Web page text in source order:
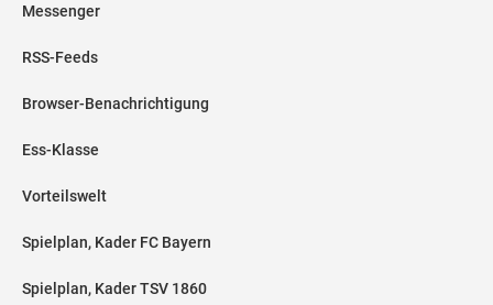
Messenger
RSS-Feeds
Browser-Benachrichtigung
Ess-Klasse
Vorteilswelt
Spielplan, Kader FC Bayern
Spielplan, Kader TSV 1860